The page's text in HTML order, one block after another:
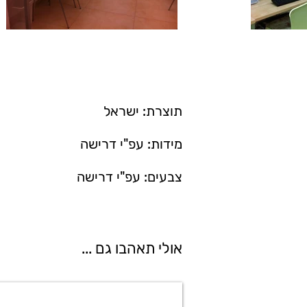
תוצרת: ישראל
מידות: עפ"י דרישה
צבעים: עפ"י דרישה
אולי תאהבו גם ...